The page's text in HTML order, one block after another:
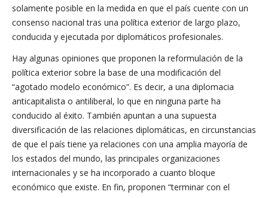
solamente posible en la medida en que el país cuente con un
consenso nacional tras una política exterior de largo plazo,
conducida y ejecutada por diplomáticos profesionales.
Hay algunas opiniones que proponen la reformulación de la
política exterior sobre la base de una modificación del
“agotado modelo económico”. Es decir, a una diplomacia
anticapitalista o antiliberal, lo que en ninguna parte ha
conducido al éxito. También apuntan a una supuesta
diversificación de las relaciones diplomáticas, en circunstancias
de que el país tiene ya relaciones con una amplia mayoría de
los estados del mundo, las principales organizaciones
internacionales y se ha incorporado a cuanto bloque
económico que existe. En fin, proponen “terminar con el